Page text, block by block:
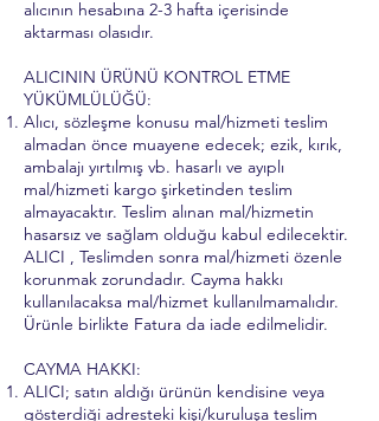
alıcının hesabına 2-3 hafta içerisinde
aktarması olasıdır.
ALICININ ÜRÜNÜ KONTROL ETME
YÜKÜMLÜLÜĞÜ:
Alıcı, sözleşme konusu mal/hizmeti teslim
almadan önce muayene edecek; ezik, kırık,
ambalajı yırtılmış vb. hasarlı ve ayıplı
mal/hizmeti kargo şirketinden teslim
almayacaktır. Teslim alınan mal/hizmetin
hasarsız ve sağlam olduğu kabul edilecektir.
ALICI , Teslimden sonra mal/hizmeti özenle
korunmak zorundadır. Cayma hakkı
kullanılacaksa mal/hizmet kullanılmamalıdır.
Ürünle birlikte Fatura da iade edilmelidir.
CAYMA HAKKI:
ALICI; satın aldığı ürünün kendisine veya
gösterdiği adresteki kişi/kuruluşa teslim